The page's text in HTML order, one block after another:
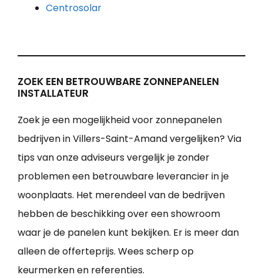
Centrosolar
ZOEK EEN BETROUWBARE ZONNEPANELEN
INSTALLATEUR
Zoek je een mogelijkheid voor zonnepanelen
bedrijven in Villers-Saint-Amand vergelijken? Via
tips van onze adviseurs vergelijk je zonder
problemen een betrouwbare leverancier in je
woonplaats. Het merendeel van de bedrijven
hebben de beschikking over een showroom
waar je de panelen kunt bekijken. Er is meer dan
alleen de offerteprijs. Wees scherp op
keurmerken en referenties.